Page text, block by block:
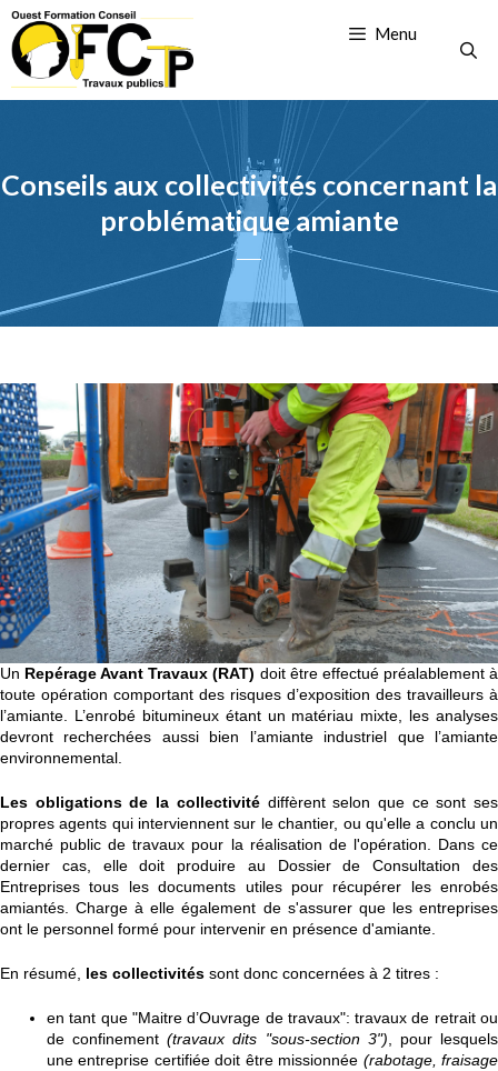
Menu
Conseils aux collectivités concernant la
problématique amiante
Un Repérage Avant Travaux (RAT) doit être effectué préalablement à
toute opération comportant des risques d’exposition des travailleurs à
l’amiante. L’enrobé bitumineux étant un matériau mixte, les analyses
devront recherchées aussi bien l’amiante industriel que l’amiante
environnemental.
Les obligations de la collectivitédiffèrent selon que ce sont ses
propres agents qui interviennent sur le chantier, ou qu'elle a conclu un
marché public de travaux pour la réalisation de l'opération. Dans ce
dernier cas, elle doit produire au Dossier de Consultation des
Entreprises tous les documents utiles pour récupérer les enrobés
amiantés. Charge à elle également de s'assurer que les entreprises
ont le personnel formé pour intervenir en présence d'amiante.
En résumé, les collectivités sont donc concernées à 2 titres :
en tant que "Maitre d’Ouvrage de travaux": travaux de retrait ou
de confinement(travaux dits "sous-section 3") , pour lesquels
une entreprise certifiée doit être missionnée (rabotage, fraisage